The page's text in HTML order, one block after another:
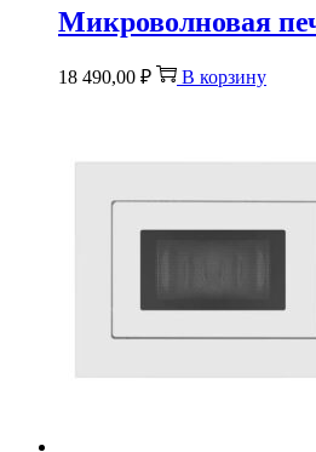
Микроволновая
18 490,00 ₽ В корзину